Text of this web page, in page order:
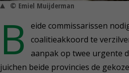
© Emiel Muijderman
B
eide commissarissen
coalitieakkoord te
aanpak op twee urgente
juichen beide provincies de